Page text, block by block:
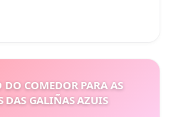
COMEDOR PARA AS
DAS GALIÑAS AZUIS